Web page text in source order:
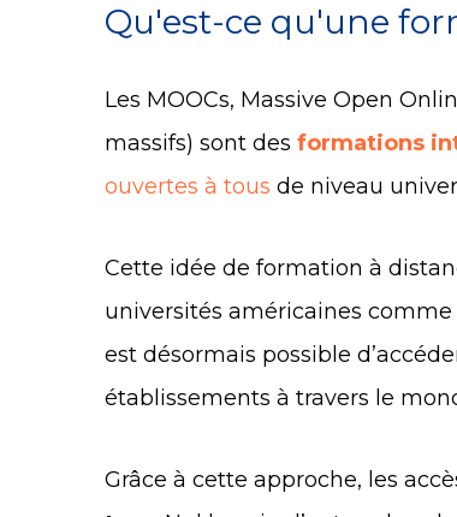
Qu'est-ce qu'une
Les MOOCs, Massive Open
massifs) sont des formations
ouvertes à tous de niveau
Cette idée de formation à
universités américaines comme
est désormais possible
établissements à travers le
Grâce à cette approche, les